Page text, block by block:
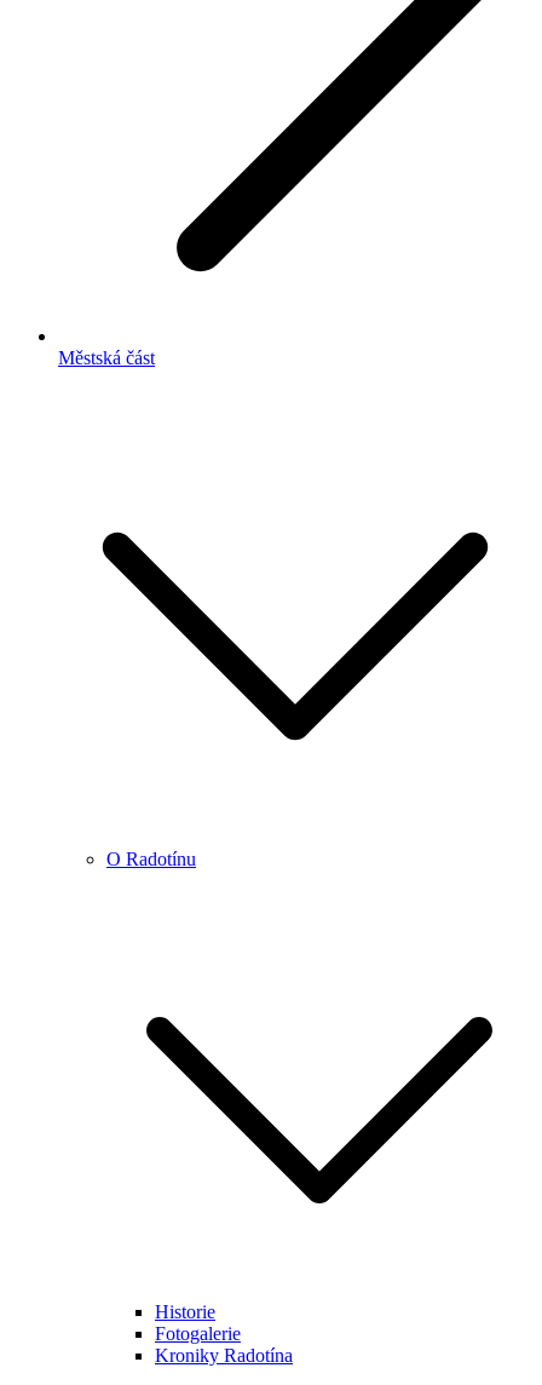
Městská část
O Radotínu
Historie
Fotogalerie
Kroniky Radotína